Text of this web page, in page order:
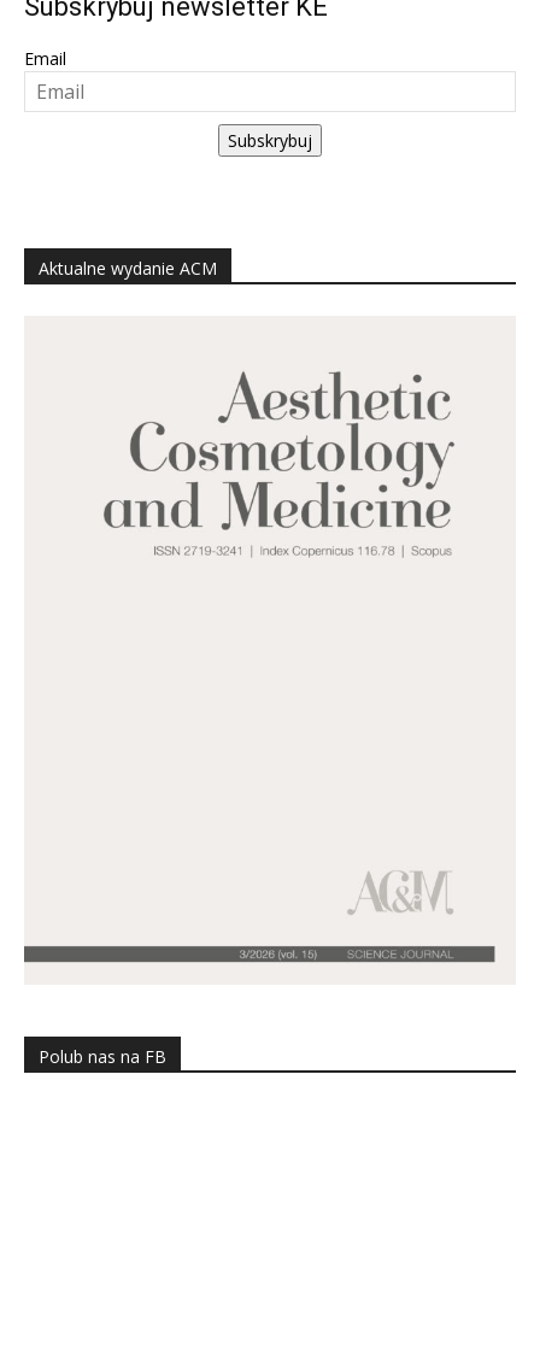
Subskrybuj newsletter KE
Email
Subskrybuj
Aktualne wydanie ACM
Polub nas na FB